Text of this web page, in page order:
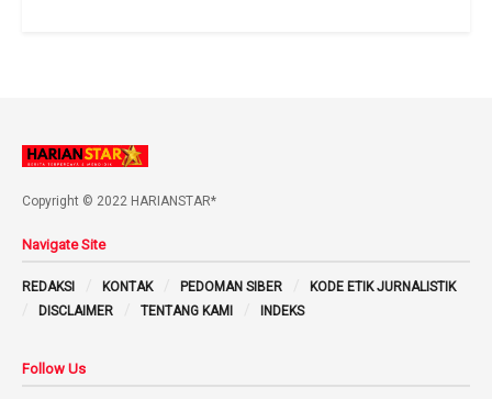
Copyright © 2022 HARIANSTAR*
Navigate Site
REDAKSI KONTAK PEDOMAN SIBER
KODE ETIK JURNALISTIK
DISCLAIMER
TENTANG KAMI INDEKS
Follow Us